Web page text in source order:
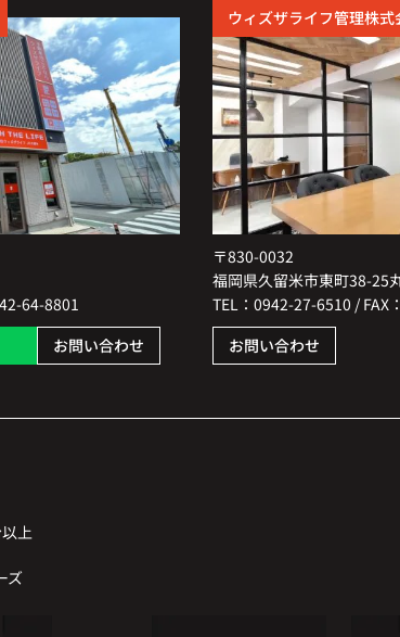
64-8801
お問い合わせ
ウィズザライフ管理株式
〒830-0032
福岡県久留米市東町38-25
TEL：0942-27-6510 / FAX
お問い合わせ
上
ズ